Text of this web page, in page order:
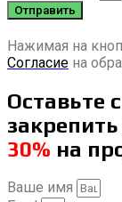
Отправить
Нажимая на
Согласие на
Оставьте
30% на
Ваше имя